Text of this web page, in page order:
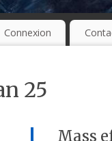
Connexion
25
Mass